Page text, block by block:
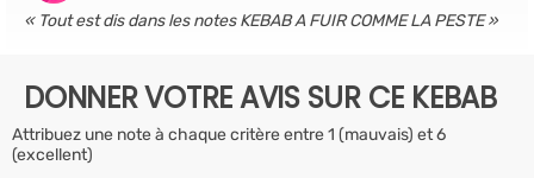
Tout est dis dans les notes KEBAB A FUIR COMME LA PESTE
DONNER VOTRE AVIS SUR CE KEBAB
Attribuez une note à chaque critère entre 1 (mauvais) et 6
(excellent)